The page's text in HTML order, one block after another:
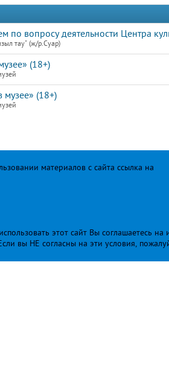
по вопросу деятельности Центра
тау" (ж/р.Суар)
(18+)
музее» (18+)
материалов с сайта ссылка на
этот сайт Вы соглашаетесь
вы НЕ согласны на эти условия,